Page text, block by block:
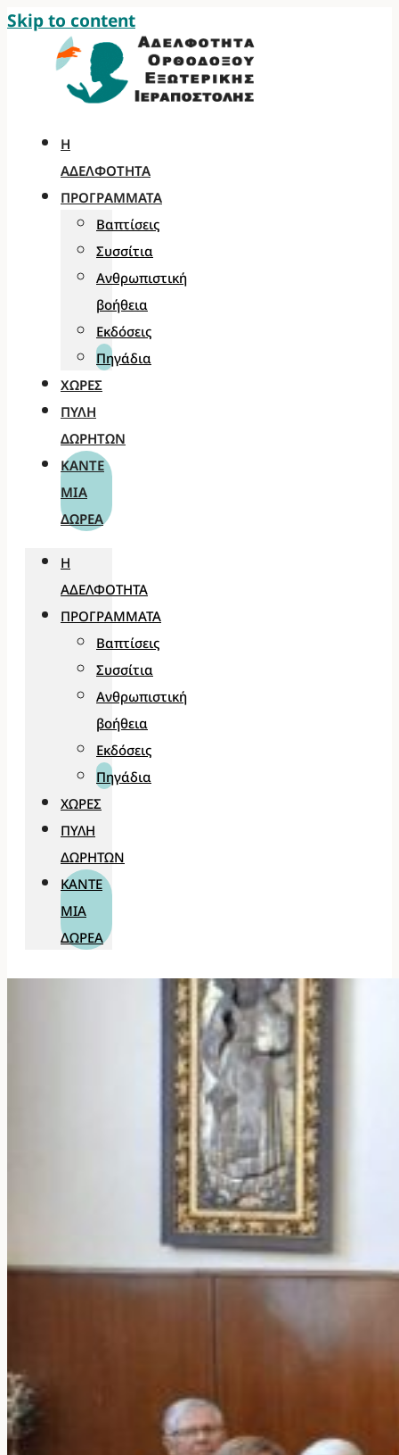
Skip to content
Η
ΑΔΕΛΦΌΤΗΤΑ
ΠΡΟΓΡΆΜΜΑΤΑ
Βαπτίσεις
Συσσίτια
Ανθρωπιστική
βοήθεια
Εκδόσεις
Πηγάδια
ΧΏΡΕΣ
ΠΎΛΗ
ΔΩΡΗΤΏΝ
ΚΆΝΤΕ
ΜΊΑ
ΔΩΡΕΆ
Η
ΑΔΕΛΦΌΤΗΤΑ
ΠΡΟΓΡΆΜΜΑΤΑ
Βαπτίσεις
Συσσίτια
Ανθρωπιστική
βοήθεια
Εκδόσεις
Πηγάδια
ΧΏΡΕΣ
ΠΎΛΗ
ΔΩΡΗΤΏΝ
ΚΆΝΤΕ
ΜΊΑ
ΔΩΡΕΆ